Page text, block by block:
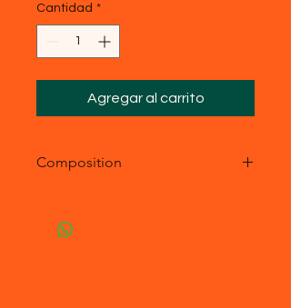
Cantidad *
Agregar al carrito
Composition